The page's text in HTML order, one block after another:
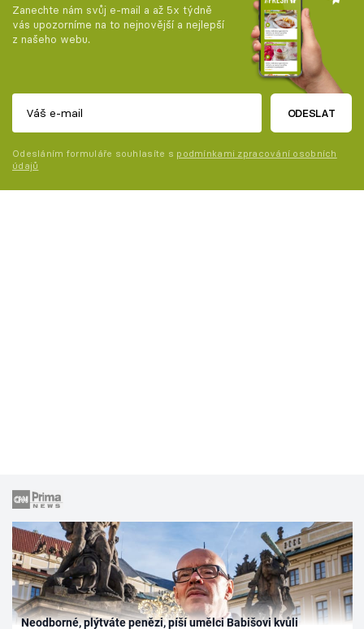
Zanechte nám svůj e-mail a až 5x týdně
vás upozorníme na to nejnovější a nejlepší
z našeho webu.
ODESLAT
Odesláním formuláře souhlasíte s podmínkami zpracování osobních
údajů
Neodborné, plýtváte penězi, píší umělci Babišovi kvůli